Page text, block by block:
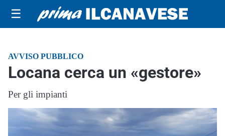
☰
AVVISO PUBBLICO
Locana cerca un «gestore»
Per gli impianti